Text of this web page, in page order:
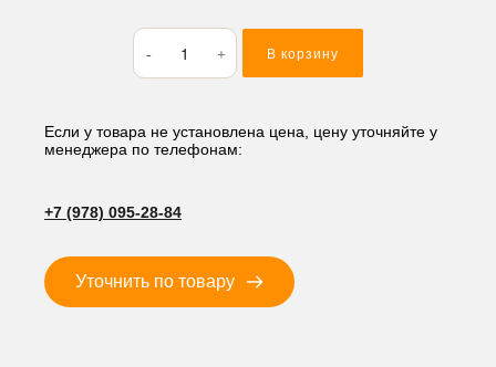
Количество
товара
Реле
выключатель
масс
12V
В корзину
Если у товара не установлена цена, цену уточняйте у
менеджера по телефонам:
+7 (978) 095-28-84
Уточнить по товару